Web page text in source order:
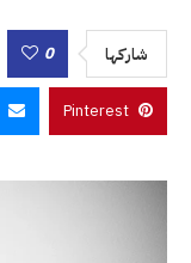
شاركها 0
Pinterest